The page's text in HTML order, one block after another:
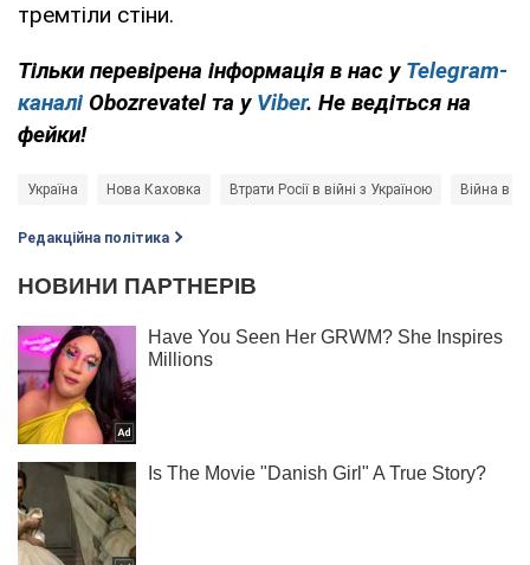
тремтіли стіни.
Тільки перевірена інформація в нас у Telegram-
каналі Obozrevatel та у Viber. Не ведіться на
фейки!
Україна Нова Каховка Втрати Росії в війні з Україною Війна в
Редакційна політика